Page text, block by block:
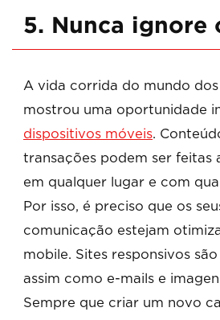
5. Nunca ignore
A vida corrida do mundo dos
mostrou uma oportunidade
dispositivos móveis.
transações podem ser feitas
em qualquer lugar e com
Por isso, é preciso que os
comunicação estejam
mobile. Sites responsivos
assim como e-mails e
Sempre que criar um novo